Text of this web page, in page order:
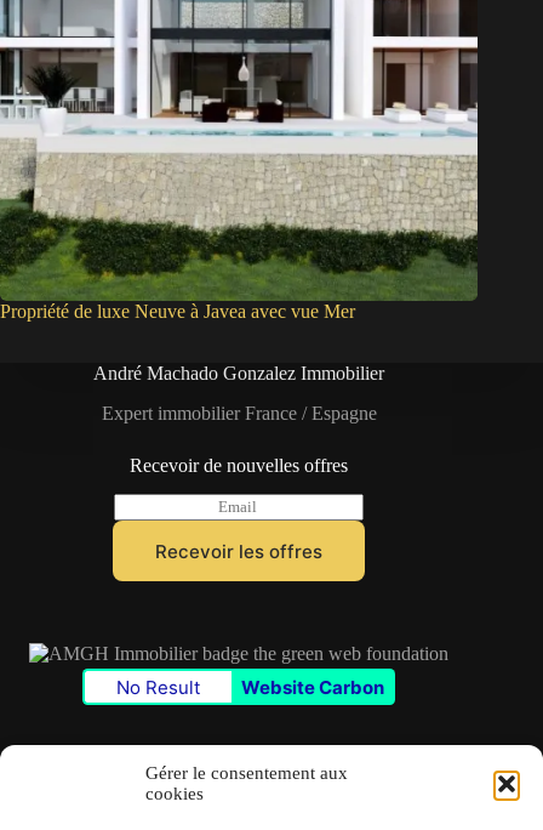
Gérer le consentement aux
cookies
Propriété de luxe Neuve à Javea avec vue Mer
André Machado Gonzalez Immobilier
Expert immobilier France / Espagne
Recevoir de nouvelles offres
m
l
Recevoir les offres
No Result Website Carbon